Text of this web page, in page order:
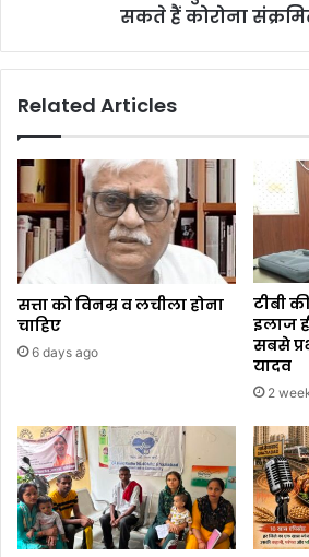
सकते हैं कोरोना
Related Articles
सत्ता को विनम्र व लचीला होना
चाहिए
6 days ago
टीबी
इलाज
सबसे
यादव
2